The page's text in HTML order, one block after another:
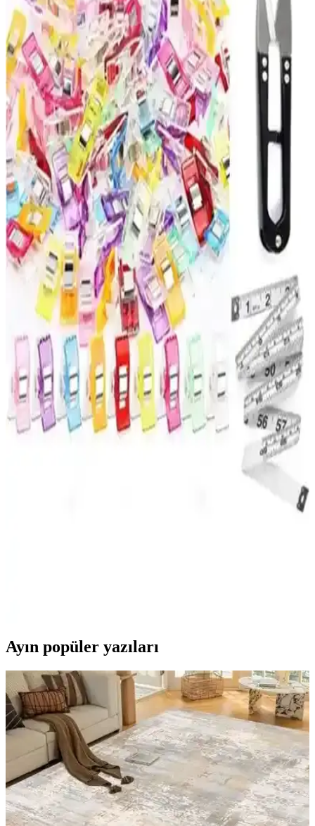
sayılarla boyama setleri detaylı karşılaştırması. Her iki ürünün
özellikleri, kullanıcı yorumları ve avantajlarıyla hangi setin size
uygun olduğunu keşfedin.
Adel Sakura ve NaSaDAN Pati Silgi
Karşılaştırması: Özellikleri ve Kullanıcı Yorumları
Adel Sakura ve NaSaDAN Pati Silgi'nin özelliklerini, kullanıcı
yorumlarını ve karşılaştırmalarını detaylı inceleyerek, ihtiyaçlarınıza
uygun en iyi silgiyi seçmenize yardımcı oluyoruz.
Palmiye Hobi Sanat ve Wombhobby Neo Felsefe
Sayılarla Boyama Setlerinin Karşılaştırması
İki farklı sayılarla boyama seti olan Palmiye Hobi Sanat ve
Wombhobby Neo Felsefe'nin özellikleri ve kullanıcı yorumlarıyla
detaylı karşılaştırması, sanatsal becerilerin geliştirilmesine ve stres
atmaya yönelik avantajları anlatılıyor.
Palmiye Hobi Sanat ve Tabdiko Sayılarla Boyama
Setleri Karşılaştırması ve Özellikleri
İki popüler sayılarla boyama setinin detaylı karşılaştırması, içerikleri
ve kullanıcı yorumlarıyla en iyi seçimi yapmanızı sağlar.
Umix Telli Plastik Dosya Mavi 50'li Set Ofis ve Okul
Kullanımı İçin Uygun
Umix markasının 50'li mavi telli plastik dosyası, dayanıklılığı ve
kullanım kolaylığıyla ofis ve okul ihtiyaçlarına ideal çözümler sunar.
Kaliteli malzeme ve pratik tasarımıyla düzen sağlar.
Yılbaşı Kartpostal Setleri Karşılaştırması: Bimotif ve
İki popüler yılbaşı kartpostal seti olan Bimotif ve Mia Pera’nın
özellikleri, kullanıcı yorumları ve karşılaştırmasıyla yılbaşı süsleri ve
Ayın popüler yazıları